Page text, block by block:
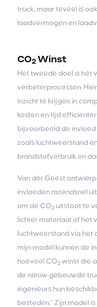
truck, maar teveel is
laadvermogen en
CO2Winst
Het tweede doel is het
verbeterprocessen.
inzicht te krijgen in
kosten en tijd
bijvoorbeeld de invloed
zoals luchtweerstand
brandstofverbruik en
Van der Geest
invloeden razendsnel
om de CO2 uitstoot te
lichter materiaal of het
luchtweerstand via het
mijn model kunnen de
hoeveel CO2 winst die
de nieuw gebouwde
ingenieurs hun
besteden.” Zijn model